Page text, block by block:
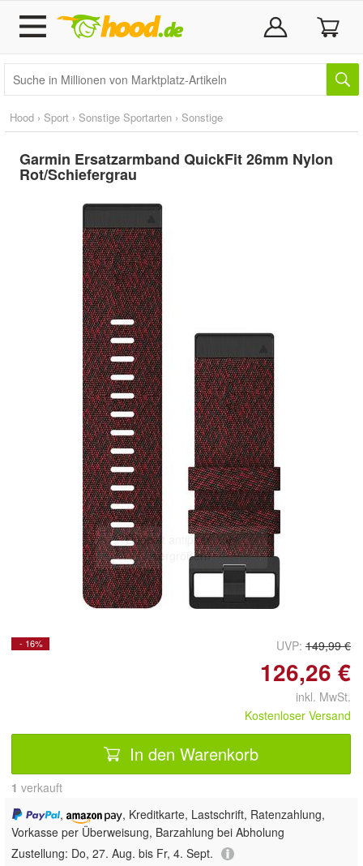
Hood › Sport › Sonstige Sportarten › Sonstige
Garmin Ersatzarmband QuickFit 26mm Nylon
Rot/Schiefergrau
Doppelt antippen zum
vergrößern
- 16% UVP: 149,99 €
126,26 €
inkl. MwSt.
Kostenloser Versand
In den Warenkorb
1 verkauft
,
, Kreditkarte, Lastschrift, Ratenzahlung,
Vorkasse per Überweisung, Barzahlung bei Abholung
Zustellung: Do, 27. Aug. bis Fr, 4. Sept.